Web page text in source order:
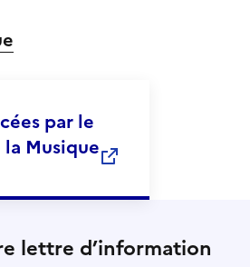
par le
Musique
lettre d’information